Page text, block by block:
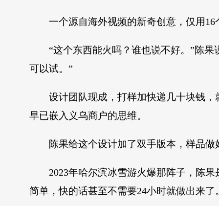
一个源自海外视频的新奇创意，仅用
“这个东西能火吗？谁也说不好。”陈
可以试。”
设计团队现成，打样加快递几十块钱
早已嵌入义乌商户的思维。
陈果给这个设计加了双手版本，样品
2023年哈尔滨冰雪游火爆那阵子，陈
简单，快的话甚至不需要24小时就做出来了